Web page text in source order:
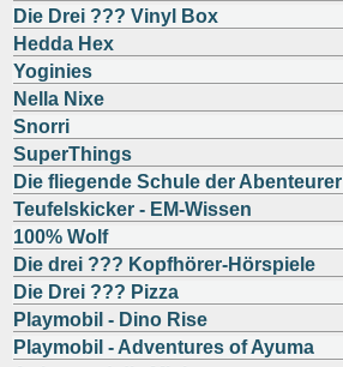
Die Drei ??? Vinyl Box
Hedda Hex
Yoginies
Nella Nixe
Snorri
SuperThings
Die fliegende Schule der Abenteurer
Teufelskicker - EM-Wissen
100% Wolf
Die drei ??? Kopfhörer-Hörspiele
Die Drei ??? Pizza
Playmobil - Dino Rise
Playmobil - Adventures of Ayuma